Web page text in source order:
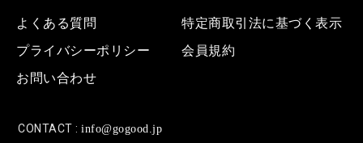
よくある質問
特定商取引法に基づく表示
プライバシーポリシー
会員規約
お問い合わせ
CONTACT : info@gogood.jp